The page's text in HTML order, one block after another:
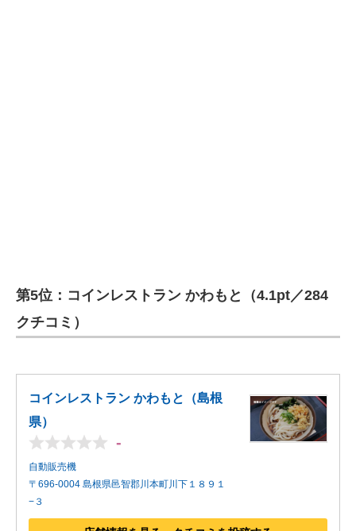
第5位：コインレストラン かわもと（4.1pt／284
クチコミ）
コインレストラン かわもと（島根
県）
-
自動販売機
〒696-0004 島根県邑智郡川本町川下１８９１
−３